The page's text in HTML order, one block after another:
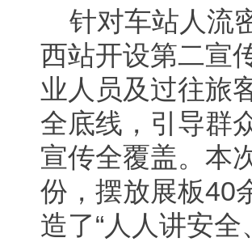
针对车站人流
西站开设第二宣
业人员及过往旅
全底线，引导群
宣传全覆盖。本
份，摆放展板40
造了“人人讲安